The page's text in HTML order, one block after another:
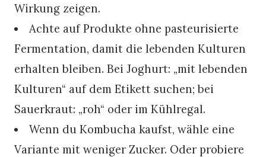
Wirkung zeigen.
Achte auf Produkte ohne pasteurisierte
Fermentation, damit die lebenden Kulturen
erhalten bleiben. Bei Joghurt: „mit lebenden
Kulturen“ auf dem Etikett suchen; bei
Sauerkraut: „roh“ oder im Kühlregal.
Wenn du Kombucha kaufst, wähle eine
Variante mit weniger Zucker. Oder probiere